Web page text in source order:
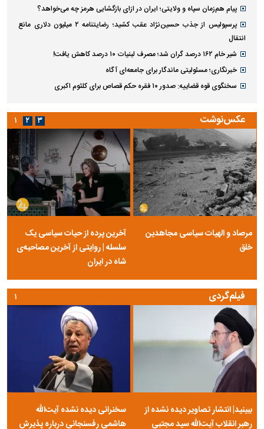
پیام هم‌زمان سپاه و ولایتی؛ ایران در ازای بازگشایی هرمز چه می‌خواهد؟
پرسپولیس از جذب حسین‌نژاد عقب کشید؛ رضایتنامه ۲ میلیون دلاری مانع
انتقال
شیر خام ۱۶۲ درصد گران شد؛ مصرف لبنیات ۱۰ درصد کاهش یافت!
خبرنگاری؛ مسئولیتی ماندگار برای جامعه‌ای آگاه
سخنگوی قوه قضاییه: صدور ۱۰ فقره حکم قصاص برای کلثوم اکبری
عکس‌نوشت
مرصاد و الهیات سیاسی مجاهدین
خلق
آخرین پرده از حیات سیاسی یک
سلسله | روایتی از آخرین مصاحبه‌ی
شاه در ایران
۱ ۲ ۳
فیلم‌گردی
ببینید| انتشار تصاویر دیده نشده از
رهبر انقلاب آیت‌الله سید مجتبی
سخنرانی دیده نشده آیت‌الله
هاشمی رفسنجانی درباره پذیرش
۱